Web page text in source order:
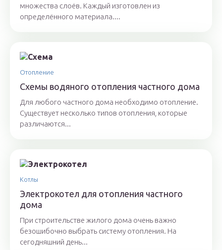
множества слоёв. Каждый изготовлен из
определённого материала....
Отопление
Схемы водяного отопления частного дома
Для любого частного дома необходимо отопление.
Существует несколько типов отопления, которые
различаются...
Котлы
Электрокотел для отопления частного
дома
При строительстве жилого дома очень важно
безошибочно выбрать систему отопления. На
сегодняшний день...